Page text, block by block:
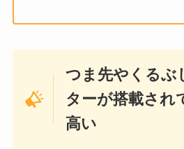
つま先やくるぶ
ターが搭載され
高い